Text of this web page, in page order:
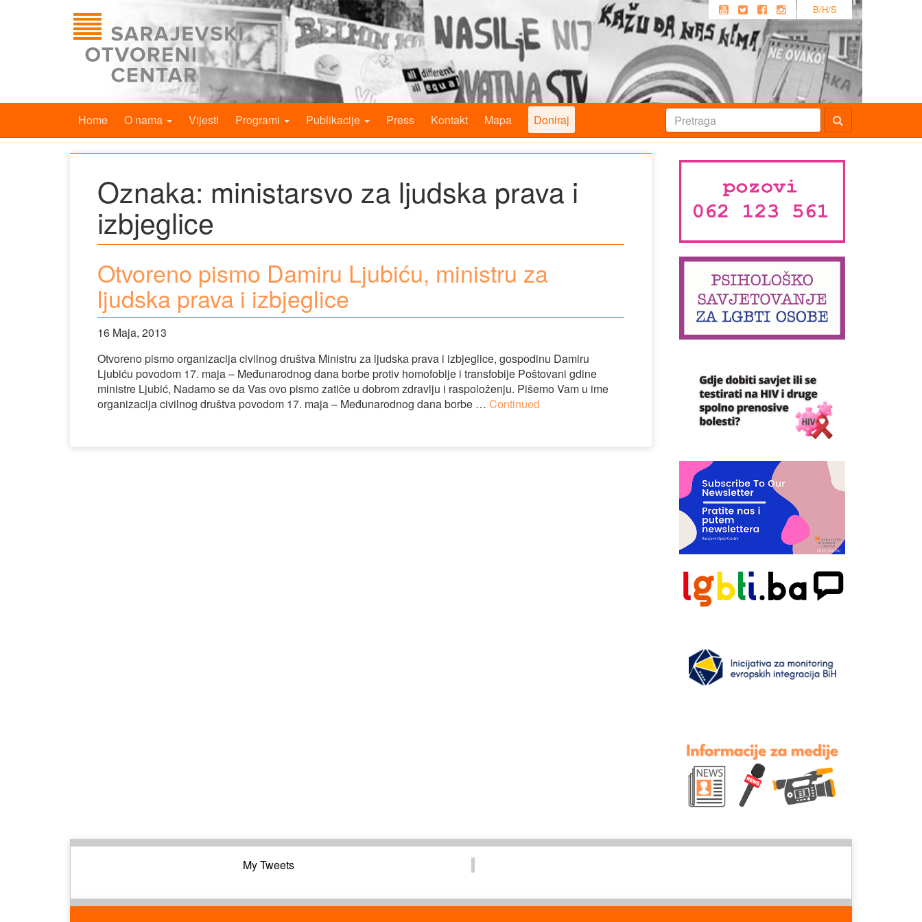
B/H/S
Home O nama Vijesti Programi Publikacije Press Kontakt Mapa Doniraj
Oznaka: ministarsvo za ljudska prava i
izbjeglice
Otvoreno pismo Damiru Ljubiću, ministru za
ljudska prava i izbjeglice
16 Maja, 2013
Otvoreno pismo organizacija civilnog društva Ministru za ljudska prava i izbjeglice, gospodinu Damiru
Ljubiću povodom 17. maja – Međunarodnog dana borbe protiv homofobije i transfobije Poštovani gdine
ministre Ljubić, Nadamo se da Vas ovo pismo zatiče u dobrom zdravlju i raspoloženju. Pišemo Vam u ime
organizacija civilnog društva povodom 17. maja – Međunarodnog dana borbe … Continued
My Tweets